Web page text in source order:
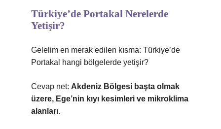
Türkiye’de Portakal Nerelerde
Yetişir?
Gelelim en merak edilen kısma: Türkiye’de
Portakal hangi bölgelerde yetişir?
Cevap net: Akdeniz Bölgesi başta olmak
üzere, Ege’nin kıyı kesimleri ve mikroklima
alanları.